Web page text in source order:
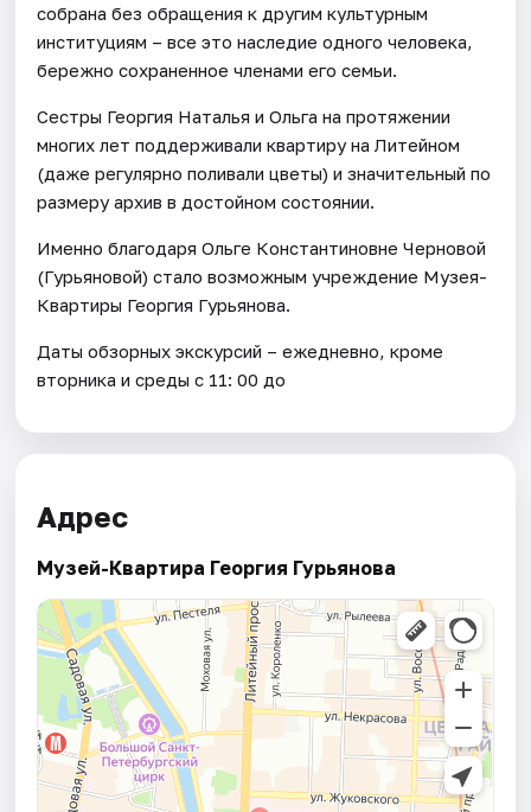
собрана без обращения к другим культурным
институциям – все это наследие одного человека,
бережно сохраненное членами его семьи.
Сестры Георгия Наталья и Ольга на протяжении
многих лет поддерживали квартиру на Литейном
(даже регулярно поливали цветы) и значительный по
размеру архив в достойном состоянии.
Именно благодаря Ольге Константиновне Черновой
(Гурьяновой) стало возможным учреждение Музея-
Квартиры Георгия Гурьянова.
Даты обзорных экскурсий – ежедневно, кроме
вторника и среды с 11: 00 до
Адрес
Музей-Квартира Георгия Гурьянова